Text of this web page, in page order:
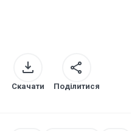
Скачати Поділитися